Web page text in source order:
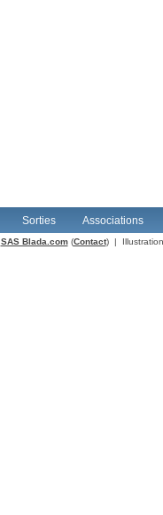
Sorties Associations
SAS Blada.com(Contact) |